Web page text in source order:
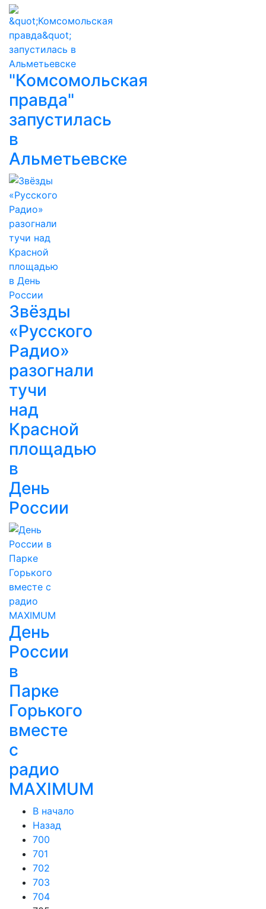
"Комсомольская
правда"
запустилась
в
Альметьевске
Звёзды
«Русского
Радио»
разогнали
тучи
над
Красной
площадью
в
День
России
День
России
в
Парке
Горького
вместе
с
радио
MAXIMUM
В начало
Назад
700
701
702
703
704